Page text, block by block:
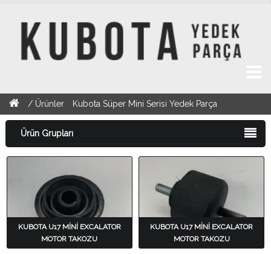
/ Ürünler Kubota Süper Mini Serisi Yedek Parça
Ürün Grupları
KUBOTA U17 MİNİ EXCALATOR
MOTOR TAKOZU
KUBOTA U17 MİNİ EXCALATOR
MOTOR TAKOZU